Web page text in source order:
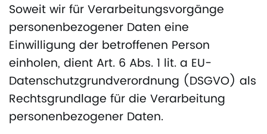
Soweit wir für Verarbeitungsvorgänge
personenbezogener Daten eine
Einwilligung der betroffenen Person
einholen, dient Art. 6 Abs. 1 lit. a EU-
Datenschutzgrundverordnung (DSGVO) als
Rechtsgrundlage für die Verarbeitung
personenbezogener Daten.